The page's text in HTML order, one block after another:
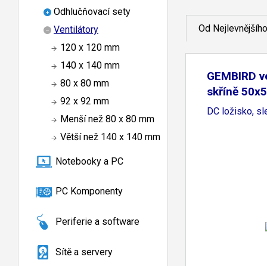
Odhlučňovací sety
Ventilátory
120 x 120 mm
140 x 140 mm
80 x 80 mm
92 x 92 mm
Menší než 80 x 80 mm
Větší než 140 x 140 mm
Notebooky a PC
PC Komponenty
Periferie a software
Sítě a servery
Od Nejlevnějšího
GEMBIRD
skříně
DC ložisko,